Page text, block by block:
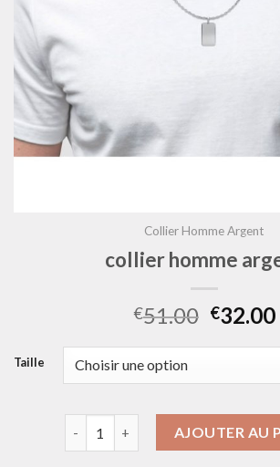
Collier Homme Argent
collier homme
€51.00 €32.00
Taille
AJOUTER AU